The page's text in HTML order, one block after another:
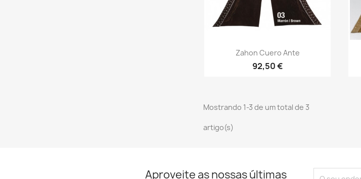
Vista rápida
Zahon Cuero Ante
92,50 €
Mostrando 1-3 de um total de 3
artigo(s)
Aproveite as nossas últimas